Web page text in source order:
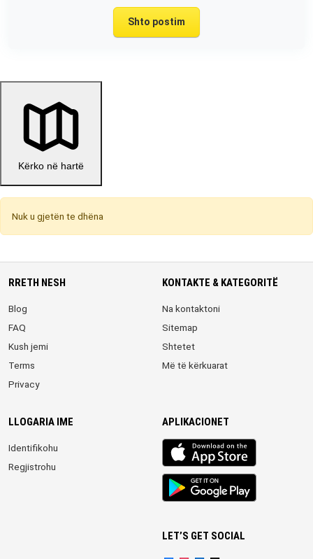
Shto postim
Kërko në hartë
Nuk u gjetën te dhëna
RRETH NESH
Blog
FAQ
Kush jemi
Terms
Privacy
KONTAKTE & KATEGORITË
Na kontaktoni
Sitemap
Shtetet
Më të kërkuarat
LLOGARIA IME
Identifikohu
Regjistrohu
APLIKACIONET
iOS
app
Android
App
LET’S GET SOCIAL